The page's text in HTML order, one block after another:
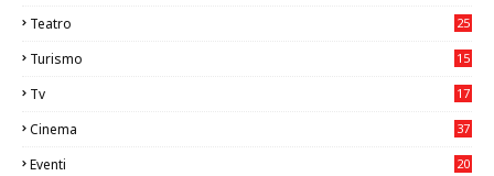
Teatro
25
Turismo
15
Tv
17
Cinema
37
Eventi
20